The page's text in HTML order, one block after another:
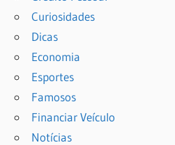
Curiosidades
Dicas
Economia
Esportes
Famosos
Financiar Veículo
Notícias